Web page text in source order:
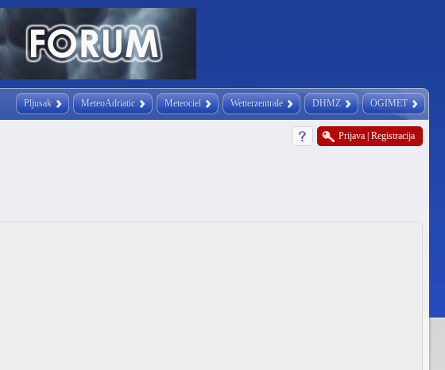
Pljusak MeteoAdriatic Meteociel Wetterzentrale DHMZ OGIMET
Prijava Registracija